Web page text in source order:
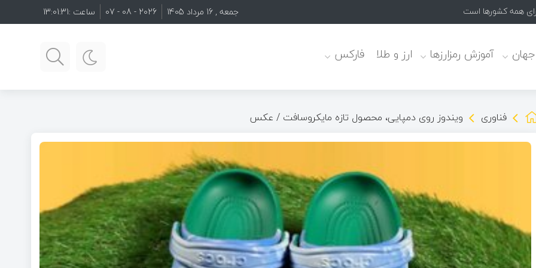
جمعه , 16 مرداد 1405 2026 - 08 - 07 ساعت :13:01:33
جهان آموزش رمزارزها ارز و طلا فارکس
فناوری ویندوز روی دمپایی، محصول تازه مایکروسافت / عکس